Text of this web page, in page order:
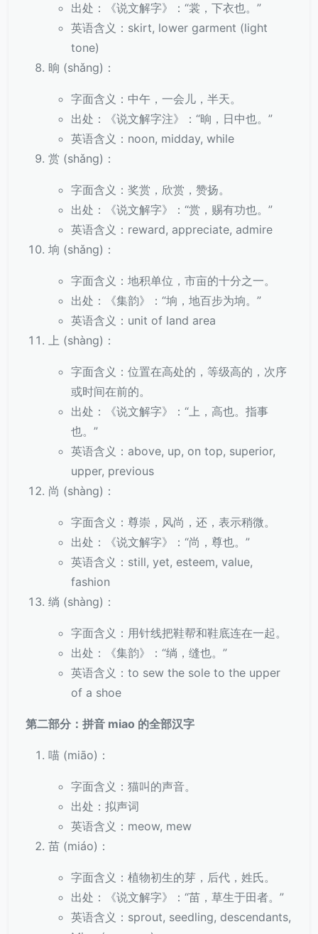
出处：《说文解字》：“裳，下衣也。”
英语含义：skirt, lower garment (light
tone)
晌 (shǎng)：
字面含义：中午，一会儿，半天。
出处：《说文解字注》：“晌，日中也。”
英语含义：noon, midday, while
赏 (shǎng)：
字面含义：奖赏，欣赏，赞扬。
出处：《说文解字》：“赏，赐有功也。”
英语含义：reward, appreciate, admire
垧 (shǎng)：
字面含义：地积单位，市亩的十分之一。
出处：《集韵》：“垧，地百步为垧。”
英语含义：unit of land area
上 (shàng)：
字面含义：位置在高处的，等级高的，次序
或时间在前的。
出处：《说文解字》：“上，高也。指事
也。”
英语含义：above, up, on top, superior,
upper, previous
尚 (shàng)：
字面含义：尊崇，风尚，还，表示稍微。
出处：《说文解字》：“尚，尊也。”
英语含义：still, yet, esteem, value,
fashion
绱 (shàng)：
字面含义：用针线把鞋帮和鞋底连在一起。
出处：《集韵》：“绱，缝也。”
英语含义：to sew the sole to the upper
of a shoe
第二部分：拼音 miao 的全部汉字
喵 (miāo)：
字面含义：猫叫的声音。
出处：拟声词
英语含义：meow, mew
苗 (miáo)：
字面含义：植物初生的芽，后代，姓氏。
出处：《说文解字》：“苗，草生于田者。”
英语含义：sprout, seedling, descendants,